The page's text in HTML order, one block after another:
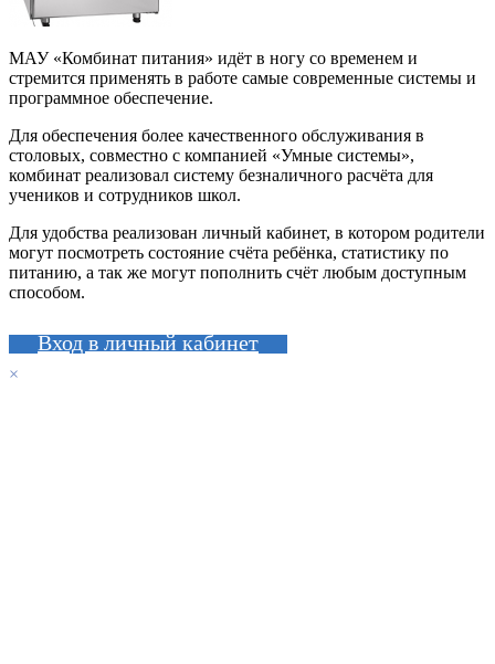
МАУ «Комбинат питания» идёт в ногу со временем и
стремится применять в работе самые современные системы и
программное обеспечение.
Для обеспечения более качественного обслуживания в
столовых, совместно с компанией «Умные системы»,
комбинат реализовал систему безналичного расчёта для
учеников и сотрудников школ.
Для удобства реализован личный кабинет, в котором родители
могут посмотреть состояние счёта ребёнка, статистику по
питанию, а так же могут пополнить счёт любым доступным
способом.
Вход в личный кабинет
×